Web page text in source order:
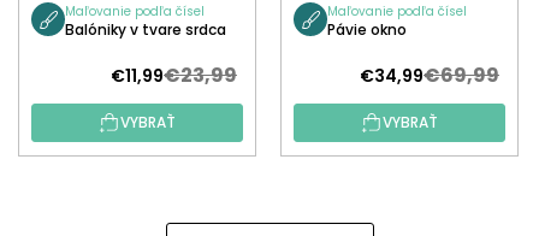
Maľovanie podľa čísel
Balóniky v tvare srdca
€11,99€23,99
VYBRAŤ
Maľovanie podľa čísel
Pávie okno
€34,99€69,99
VYBRAŤ